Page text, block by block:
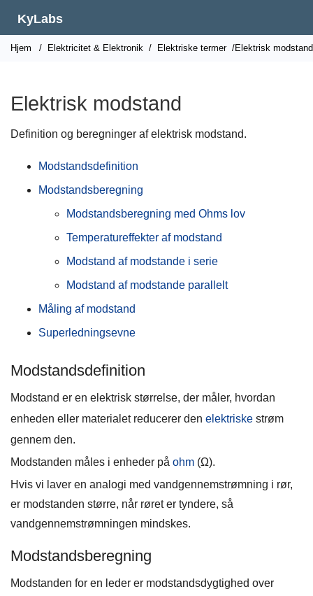
KyLabs
Hjem / Elektricitet & Elektronik / Elektriske termer /Elektrisk modstand
Elektrisk modstand
Definition og beregninger af elektrisk modstand.
Modstandsdefinition
Modstandsberegning
Modstandsberegning med Ohms lov
Temperatureffekter af modstand
Modstand af modstande i serie
Modstand af modstande parallelt
Måling af modstand
Superledningsevne
Modstandsdefinition
Modstand er en elektrisk størrelse, der måler, hvordan
enheden eller materialet reducerer den elektriske strøm
gennem den.
Modstanden måles i enheder på ohm (Ω).
Hvis vi laver en analogi med vandgennemstrømning i rør,
er modstanden større, når røret er tyndere, så
vandgennemstrømningen mindskes.
Modstandsberegning
Modstanden for en leder er modstandsdygtighed over